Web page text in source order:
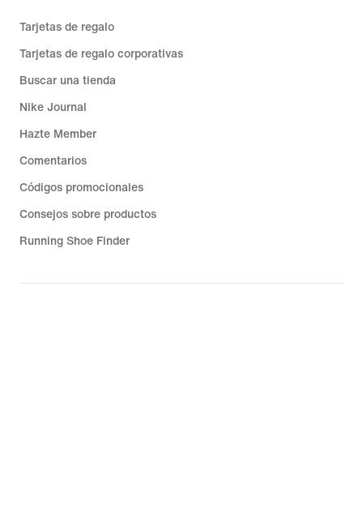
Tarjetas de regalo
Tarjetas de regalo corporativas
Buscar una tienda
Nike Journal
Hazte Member
Comentarios
Códigos promocionales
Consejos sobre productos
Running Shoe Finder